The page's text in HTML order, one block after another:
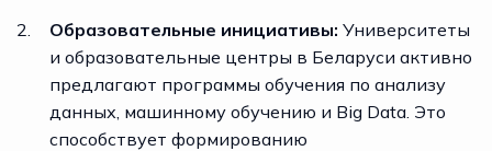
Образовательные инициативы: Университеты
и образовательные центры в Беларуси активно
предлагают программы обучения по анализу
данных, машинному обучению и Big Data. Это
способствует формированию